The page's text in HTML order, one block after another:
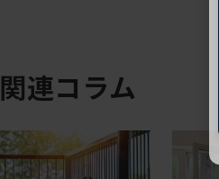
関連コラム